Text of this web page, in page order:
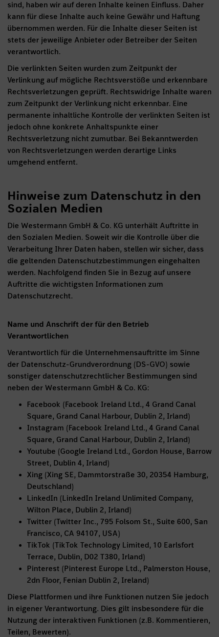
sind, haben wir auf deren Inhalte keinen Einfluss. Daher
kann für diese Inhalte auch keine Gewähr und Haftung
übernommen werden. Für die Inhalte dieser Seiten ist
stets der jeweilige Anbieter oder Betreiber der Seiten
verantwortlich.
Die verlinkten Seiten wurden zum Zeitpunkt der
Verlinkung auf mögliche Rechtsverstöße und erkennbare
Rechtsverletzungen geprüft. Rechtswidrige Inhalte waren
zum Zeitpunkt der Verlinkung nicht erkennbar. Eine
permanente inhaltliche Kontrolle der verlinkten Seiten ist
jedoch ohne konkrete Anhaltspunkte einer
Rechtsverletzung nicht zumutbar. Bei Bekanntwerden
von Rechtsverletzungen werden derartige Links
umgehend entfernt.
Hinweise zum Datenschutz in den
Sozialen Medien
Die Westermann GmbH & Co. KG unterhält Auftritte in
den Sozialen Medien. Soweit wir die Kontrolle über die
Verarbeitung Ihrer Daten haben, stellen wir sicher, dass
die geltenden Datenschutzbestimmungen eingehalten
werden. Nachfolgend finden Sie in Bezug auf unsere
Auftritte die wichtigsten Informationen zum
Datenschutzrecht.
Name und Anschrift der für den Betrieb
Verantwortlichen
Verantwortlich für die Unternehmensauftritte im Sinne
der Datenschutz-Grundverordnung (DS-GVO) sowie
sonstiger datenschutzrechtlicher Bestimmungen sind
neben der Westermann GmbH & Co. KG:
Facebook (Facebook Ireland Ltd., 4 Grand Canal
Square, Grand Canal Harbour, Dublin 2, Irland)
Instagram (Facebook Ireland Ltd., 4 Grand Canal
Square, Grand Canal Harbour, Dublin 2, Irland)
Youtube (Google Ireland Ltd., Gordon House, Barrow
Street, Dublin 4, Irland)
Xing (Xing SE, Dammtorstraße 30, 20354 Hamburg,
Deutschland)
LinkedIn (LinkedIn Ireland Unlimited Company,
Wilton Place, Dublin 2, Irland)
Twitter (Twitter Inc., 795 Folsom St., Suite 600, San
Francisco, CA 94107, USA)
TikTok (TikTok Technology Limited, 10 Earlsfort
Terrace, Dublin, D02 T380, Irland)
Pinterest (Pinterest Europe Ltd., Palmerston House,
2dn Floor, Fenian Dublin 2, Ireland)
Diese Plattformen und ihre Funktionen nutzen Sie jedoch
in eigener Verantwortung. Dies gilt insbesondere für die
Nutzung der interaktiven Funktionen (z.B. Kommentieren,
Teilen, Bewerten).